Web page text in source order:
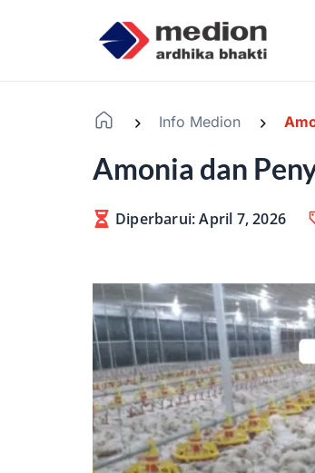
Info Medion
Amonia dan
Diperbarui: April 7, 2026